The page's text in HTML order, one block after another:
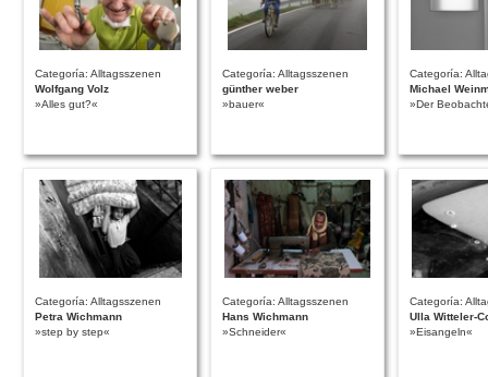
Categoría: Alltagsszenen
Wolfgang Volz
»Alles gut?«
Categoría: Alltagsszenen
günther weber
»bauer«
Categoría:
Michael
»Der
Categoría: Alltagsszenen
Petra Wichmann
»step by step«
Categoría: Alltagsszenen
Hans Wichmann
»Schneider«
Categoría:
Ulla Witteler-
»Eisangeln«